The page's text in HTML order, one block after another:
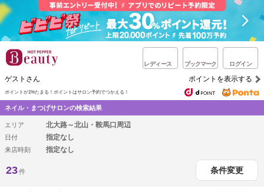
レディース ブックマーク ログイン
ゲストさん ポイントを表示する
ポイントが1%たまる！ ポイントはサロン予約でつかえる！
ネイル・まつげサロンの検索結果
エリア 北大路～北山・鞍馬口周辺
日付 指定なし
来店時刻 指定なし
23件 条件変更